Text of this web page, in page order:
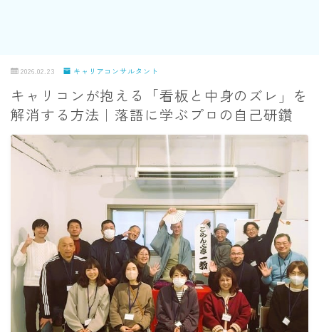
2026.02.23 キャリアコンサルタント
キャリコンが抱える「看板と中身のズレ」を
解消する方法｜落語に学ぶプロの自己研鑽